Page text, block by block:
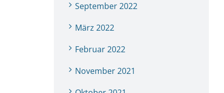
September 2022
März 2022
Februar 2022
November 2021